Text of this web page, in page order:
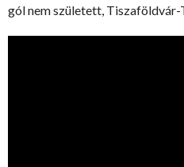
gól nem született,